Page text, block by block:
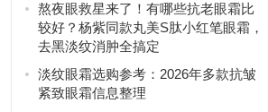
熬夜眼救星来了！有哪些抗老眼霜比
较好？杨紫同款丸美S肽小红笔眼霜，
去黑淡纹消肿全搞定
淡纹眼霜选购参考：2026年多款抗皱
紧致眼霜信息整理